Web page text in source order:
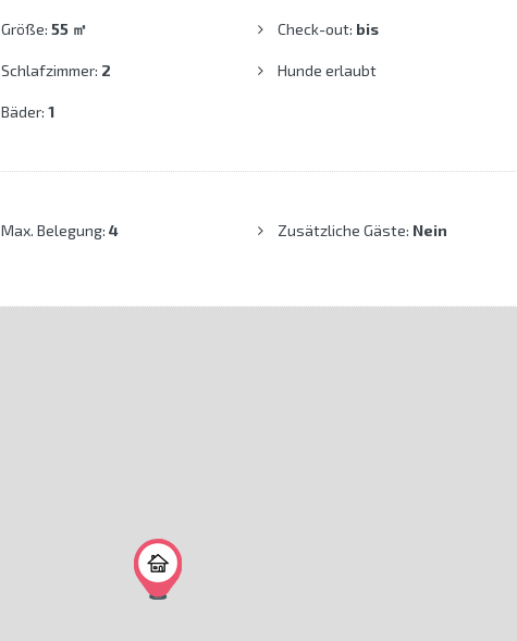
Größe: 55 ㎡
Schlafzimmer: 2
Bäder: 1
Check-out: bis
Hunde erlaubt
Max. Belegung: 4 Zusätzliche Gäste: Nein